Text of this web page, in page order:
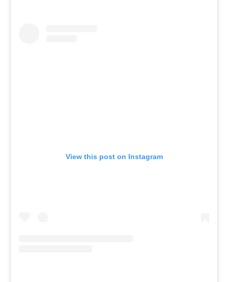
View this post on Instagram